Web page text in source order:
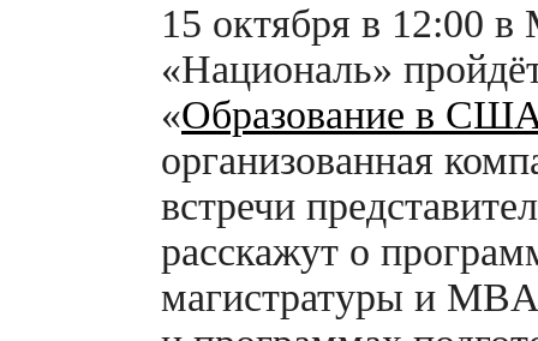
15 октября в 12:00 в
«Националь»
«Образование в
организованная
встречи
расскажут о
магистратуры и